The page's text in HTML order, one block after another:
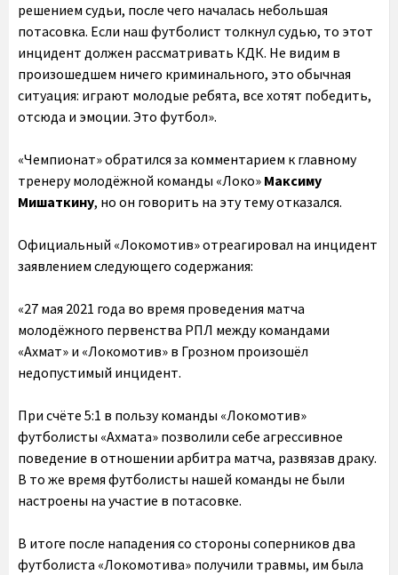
решением судьи, после чего началась небольшая
потасовка. Если наш футболист толкнул судью, то этот
инцидент должен рассматривать КДК. Не видим в
произошедшем ничего криминального, это обычная
ситуация: играют молодые ребята, все хотят победить,
отсюда и эмоции. Это футбол».
«Чемпионат» обратился за комментарием к главному
тренеру молодёжной команды «Локо» Максиму
Мишаткину, но он говорить на эту тему отказался.
Официальный «Локомотив» отреагировал на инцидент
заявлением следующего содержания:
«27 мая 2021 года во время проведения матча
молодёжного первенства РПЛ между командами
«Ахмат» и «Локомотив» в Грозном произошёл
недопустимый инцидент.
При счёте 5:1 в пользу команды «Локомотив»
футболисты «Ахмата» позволили себе агрессивное
поведение в отношении арбитра матча, развязав драку.
В то же время футболисты нашей команды не были
настроены на участие в потасовке.
В итоге после нападения со стороны соперников два
футболиста «Локомотива» получили травмы, им была